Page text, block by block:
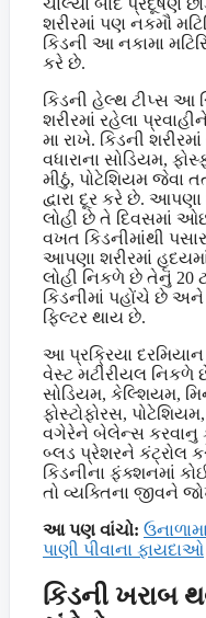
શરીરમાં પણ નકમૌ
કિડની આ નકામા
કરે છે.
કિડની હેલ્થ ટીપ્સ આ
શરીરમાં રહેલા
મા રાખે. કિડની
વધારાના સોડિયમ,
મીઠું, પોટેશિયમ જેવા
દ્વારા દૂર કરે છે.
લોહી છે તે દિવસમાં
વખત કિડનીમાંથી
આપણા શરીરમાં
લોહી નિકળે છે તેનું 20
કિડનીમાં પહોંચે છે
ફિલ્ટર થાય છે.
આ પ્રક્રિયા દરમિયાન
વેસ્ટ મટીરીયલ નિકળે
સોડિયમ, કેલ્શિયમ,
ફોસ્ટોફોરસ,
વગેરેને બેલેન્સ કરવાનુ
બ્લડ પ્રેશરને કંટ્રોલ
કિડનીના ફંક્શનમાં
તો વ્યક્તિના જીવને
આ પણ વાંચો:
પાણી પીવાના ફાયદાઓ
કિડની ખરાબ